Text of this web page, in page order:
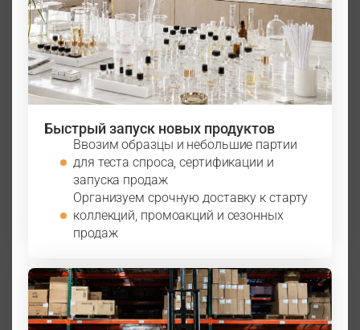
Быстрый запуск новых продуктов
Ввозим образцы и небольшие партии
для теста спроса, сертификации и
запуска продаж
Организуем срочную доставку к старту
коллекций, промоакций и сезонных
продаж